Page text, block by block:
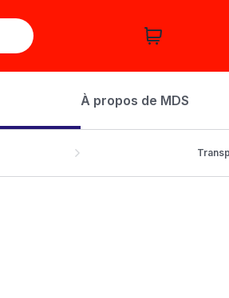
À propos de MDS